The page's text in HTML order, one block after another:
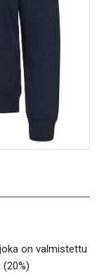
on valmistettu